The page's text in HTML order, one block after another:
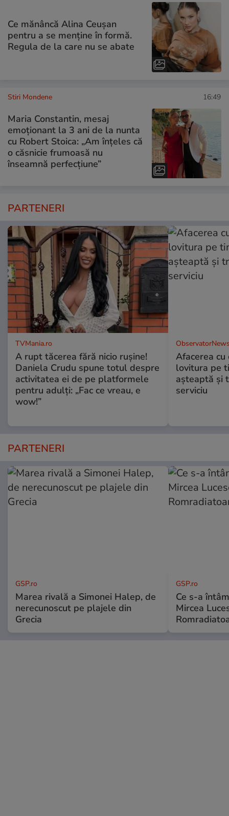
Ce mănâncă Alina Ceușan
pentru a se menține în formă.
Regula de la care nu se abate
Stiri Mondene 16:49
Maria Constantin, mesaj
emoționant la 3 ani de la nunta
cu Robert Stoica: „Am înțeles că
o căsnicie frumoasă nu
înseamnă perfecțiune”
PARTENERI
TVMania.ro
A rupt tăcerea fără nicio rușine!
Daniela Crudu spune totul despre
activitatea ei de pe platformele
pentru adulți: „Fac ce vreau, e
wow!”
Afacerea
lovitura pe
aşteaptă şi
serviciu
PARTENERI
GSP.ro
Marea rivală a Simonei Halep, de
nerecunoscut pe plajele din
Grecia
GSP.ro
Ce s-a
Mircea